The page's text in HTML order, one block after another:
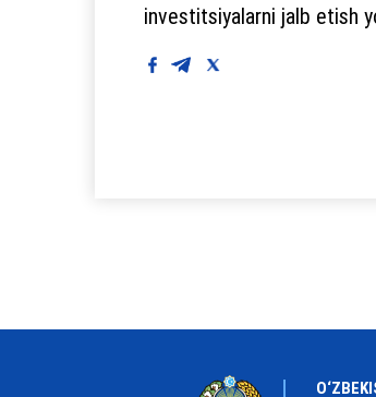
investitsiyalarni jalb etish